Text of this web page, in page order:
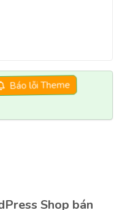
Báo lỗi Theme
Shop bán